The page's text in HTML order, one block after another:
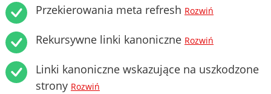
Przekierowania meta refresh Rozwiń
Rekursywne linki kanoniczne Rozwiń
Linki kanoniczne wskazujące na uszkodzone
strony Rozwiń